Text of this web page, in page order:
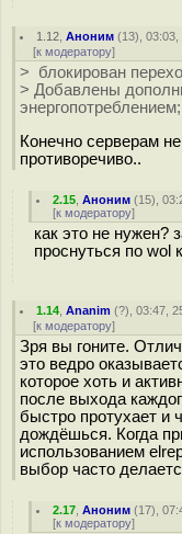
1.12 ,Аноним (13), 03:03,
[к модератору]
> блокирован
> Добавлены
энергопотреблением;
Конечно серверам
противоречиво..
2.15 ,Аноним (15),
[к модератору]
как это не нужен?
проснуться по wol
1.14 ,Ananim (?), 03:47,
[к модератору]
Зря вы гоните.
это ведро
которое хоть и
после выхода
быстро протухает и
дождёшься. Когда
использованием
выбор часто
2.17 ,Аноним (17),
[к модератору]